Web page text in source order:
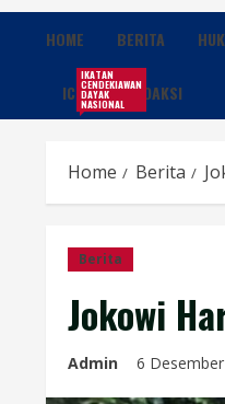
HOME BERITA
ICDN
IKATAN
CENDEKIAWAN
DAYAK
NASIONALREDAKSI
Home Berita
Berita
Jokowi
Admin 6